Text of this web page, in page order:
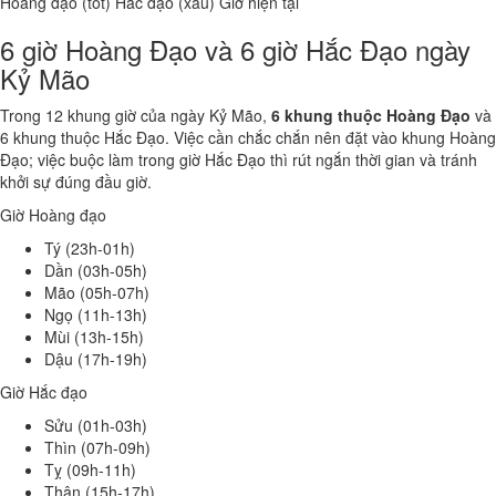
6 giờ Hoàng Đạo và 6 giờ Hắc Đạo ngày
Kỷ Mão
Trong 12 khung giờ của ngày Kỷ Mão, 6 khung thuộc Hoàng Đạo và
6 khung thuộc Hắc Đạo. Việc cần chắc chắn nên đặt vào khung Hoàng
Đạo; việc buộc làm trong giờ Hắc Đạo thì rút ngắn thời gian và tránh
khởi sự đúng đầu giờ.
Giờ Hoàng đạo
Tý (23h-01h)
Dần (03h-05h)
Mão (05h-07h)
Ngọ (11h-13h)
Mùi (13h-15h)
Dậu (17h-19h)
Giờ Hắc đạo
Sửu (01h-03h)
Thìn (07h-09h)
Tỵ (09h-11h)
Thân (15h-17h)